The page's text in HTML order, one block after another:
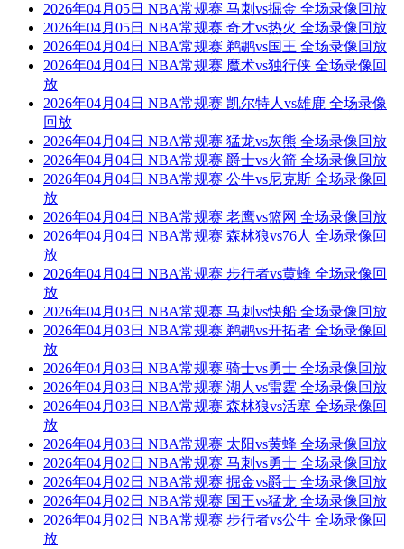
2026年04月05日 NBA常规赛 马刺vs掘金 全场录像回放
2026年04月05日 NBA常规赛 奇才vs热火 全场录像回放
2026年04月04日 NBA常规赛 鹈鹕vs国王 全场录像回放
2026年04月04日 NBA常规赛 魔术vs独行侠 全场录像回
放
2026年04月04日 NBA常规赛 凯尔特人vs雄鹿 全场录像
回放
2026年04月04日 NBA常规赛 猛龙vs灰熊 全场录像回放
2026年04月04日 NBA常规赛 爵士vs火箭 全场录像回放
2026年04月04日 NBA常规赛 公牛vs尼克斯 全场录像回
放
2026年04月04日 NBA常规赛 老鹰vs篮网 全场录像回放
2026年04月04日 NBA常规赛 森林狼vs76人 全场录像回
放
2026年04月04日 NBA常规赛 步行者vs黄蜂 全场录像回
放
2026年04月03日 NBA常规赛 马刺vs快船 全场录像回放
2026年04月03日 NBA常规赛 鹈鹕vs开拓者 全场录像回
放
2026年04月03日 NBA常规赛 骑士vs勇士 全场录像回放
2026年04月03日 NBA常规赛 湖人vs雷霆 全场录像回放
2026年04月03日 NBA常规赛 森林狼vs活塞 全场录像回
放
2026年04月03日 NBA常规赛 太阳vs黄蜂 全场录像回放
2026年04月02日 NBA常规赛 马刺vs勇士 全场录像回放
2026年04月02日 NBA常规赛 掘金vs爵士 全场录像回放
2026年04月02日 NBA常规赛 国王vs猛龙 全场录像回放
2026年04月02日 NBA常规赛 步行者vs公牛 全场录像回
放